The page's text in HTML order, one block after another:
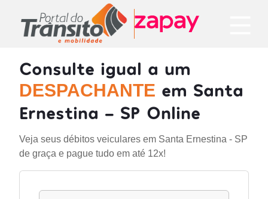
Consulte igual a um
DESPACHANTE em Santa
Ernestina - SP Online
Veja seus débitos veiculares em Santa Ernestina - SP
de graça e pague tudo em até 12x!